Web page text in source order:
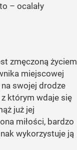
– ocalały
zmęczoną życiem
miejscowej
swojej drodze
którym wdaje się
już jej
miłości, bardzo
wykorzystuje ją